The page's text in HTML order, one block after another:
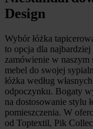
Design
Wybór łóżka
to opcja dla
zamówienie w
mebel do swojej
łóżka według
odpoczynku. Bogaty
na dostosowanie stylu
pomieszczenia. W
od Toptextil, Pik